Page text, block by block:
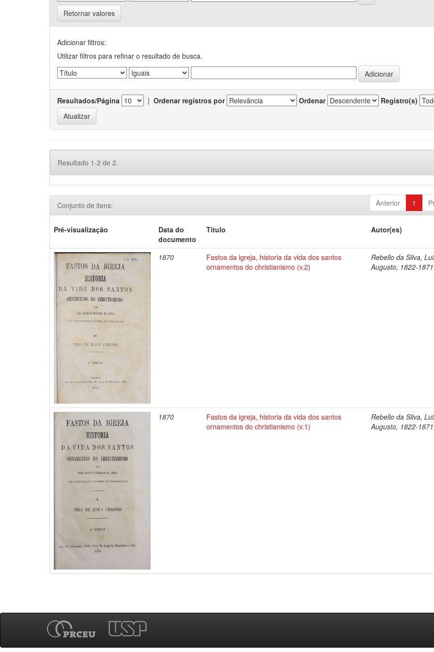
Retornar valores
Adicionar filtros:
Utilizar filtros para refinar o resultado de busca.
Resultados/Página | Ordenar registros por Ordenar Registro(s)
Resultado 1-2 de 2.
Anterior 1
Conjunto de itens:
Pré-visualização
Data do
documento
Título Autor(es)
1870
Fastos da igreja, historia da vida dos santos
ornamentos do christianismo (v.2)
Rebello da Silva,
Augusto, 1822-1871
1870
Fastos da igreja, historia da vida dos santos
ornamentos do christianismo (v.1)
Rebello da Silva,
Augusto, 1822-1871